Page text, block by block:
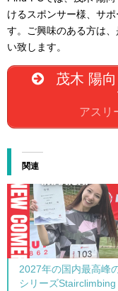
けるスポンサー様、サ
す。ご興味のある方は
い致します。
茂木 陽
アスリ
関連
2027年の国内最高峰
シリーズStairclimbing